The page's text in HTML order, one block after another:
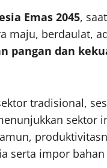
Emas 2045,
maju, berdaulat,
pangan dan
tradisional,
sektor
serta impor